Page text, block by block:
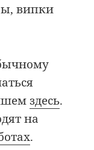
випки
здесь.
на
.